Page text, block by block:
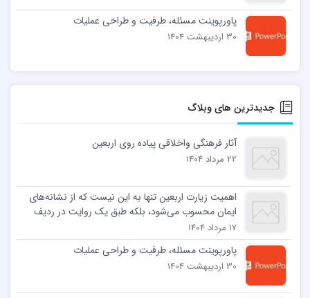
پاورپوینت مسئله، طرفیت و طراحی عملیات
30 اردیبهشت 1404
جدیدترین های وبلاگ
آثار فرهنگی واخلاقی پیاده روی اربعین
22 مرداد 1404
اهمیت زیارت اربعین تنها به این نیست که از نشانه‌های
ایمان محسوب می‌شود، بلکه طبق یک روایت در ردیف
نمازهای واجب و مستحب قرار گرفته است. آیت الله
العظمی جوادی آملی درباره اهمیت زیارت امام حسین(ع)
در روز اربعین می‌نویسد: همان گونه که نماز ستون دین و
17 مرداد 1404
پاورپوینت مسئله، طرفیت و طراحی عملیات
30 اردیبهشت 1404